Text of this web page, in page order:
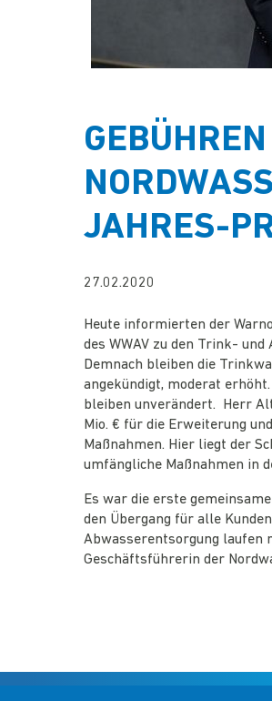
JAHRES-
27.02.2020
Heute informierten der
des WWAV zu den Trink-
Demnach bleiben die
angekündigt, moderat
bleiben unverändert. Herr
Mio. € für die Erweiterung
Maßnahmen. Hier liegt der
umfängliche Maßnahmen in
Es war die erste
den Übergang für alle
Abwasserentsorgung laufen
Geschäftsführerin der